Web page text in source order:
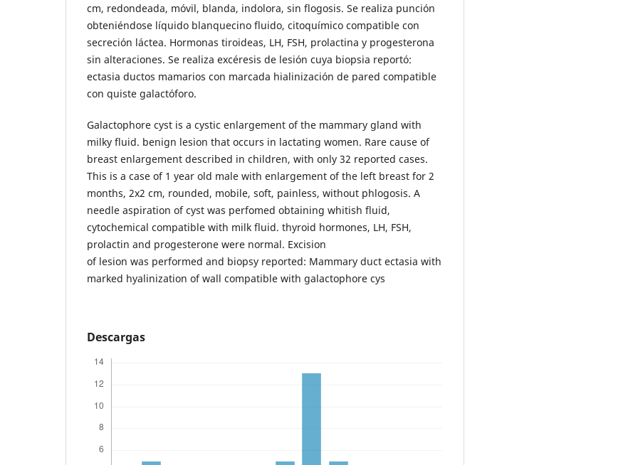
cm, redondeada, móvil, blanda, indolora, sin flogosis. Se realiza punción
obteniéndose líquido blanquecino fluido, citoquímico compatible con
secreción láctea. Hormonas tiroideas, LH, FSH, prolactina y progesterona
sin alteraciones. Se realiza excéresis de lesión cuya biopsia reportó:
ectasia ductos mamarios con marcada hialinización de pared compatible
con quiste galactóforo.
Galactophore cyst is a cystic enlargement of the mammary gland with
milky fluid. benign lesion that occurs in lactating women. Rare cause of
breast enlargement described in children, with only 32 reported cases.
This is a case of 1 year old male with enlargement of the left breast for 2
months, 2x2 cm, rounded, mobile, soft, painless, without phlogosis. A
needle aspiration of cyst was perfomed obtaining whitish fluid,
cytochemical compatible with milk fluid. thyroid hormones, LH, FSH,
prolactin and progesterone were normal. Excision
of lesion was performed and biopsy reported: Mammary duct ectasia with
marked hyalinization of wall compatible with galactophore cys
Descargas